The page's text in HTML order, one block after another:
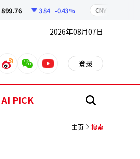
899.76 3.84 -0.43% CNY
2026年08月07日
weiboweixinyoutube 登录
AI PICK 搜
主页 搜索